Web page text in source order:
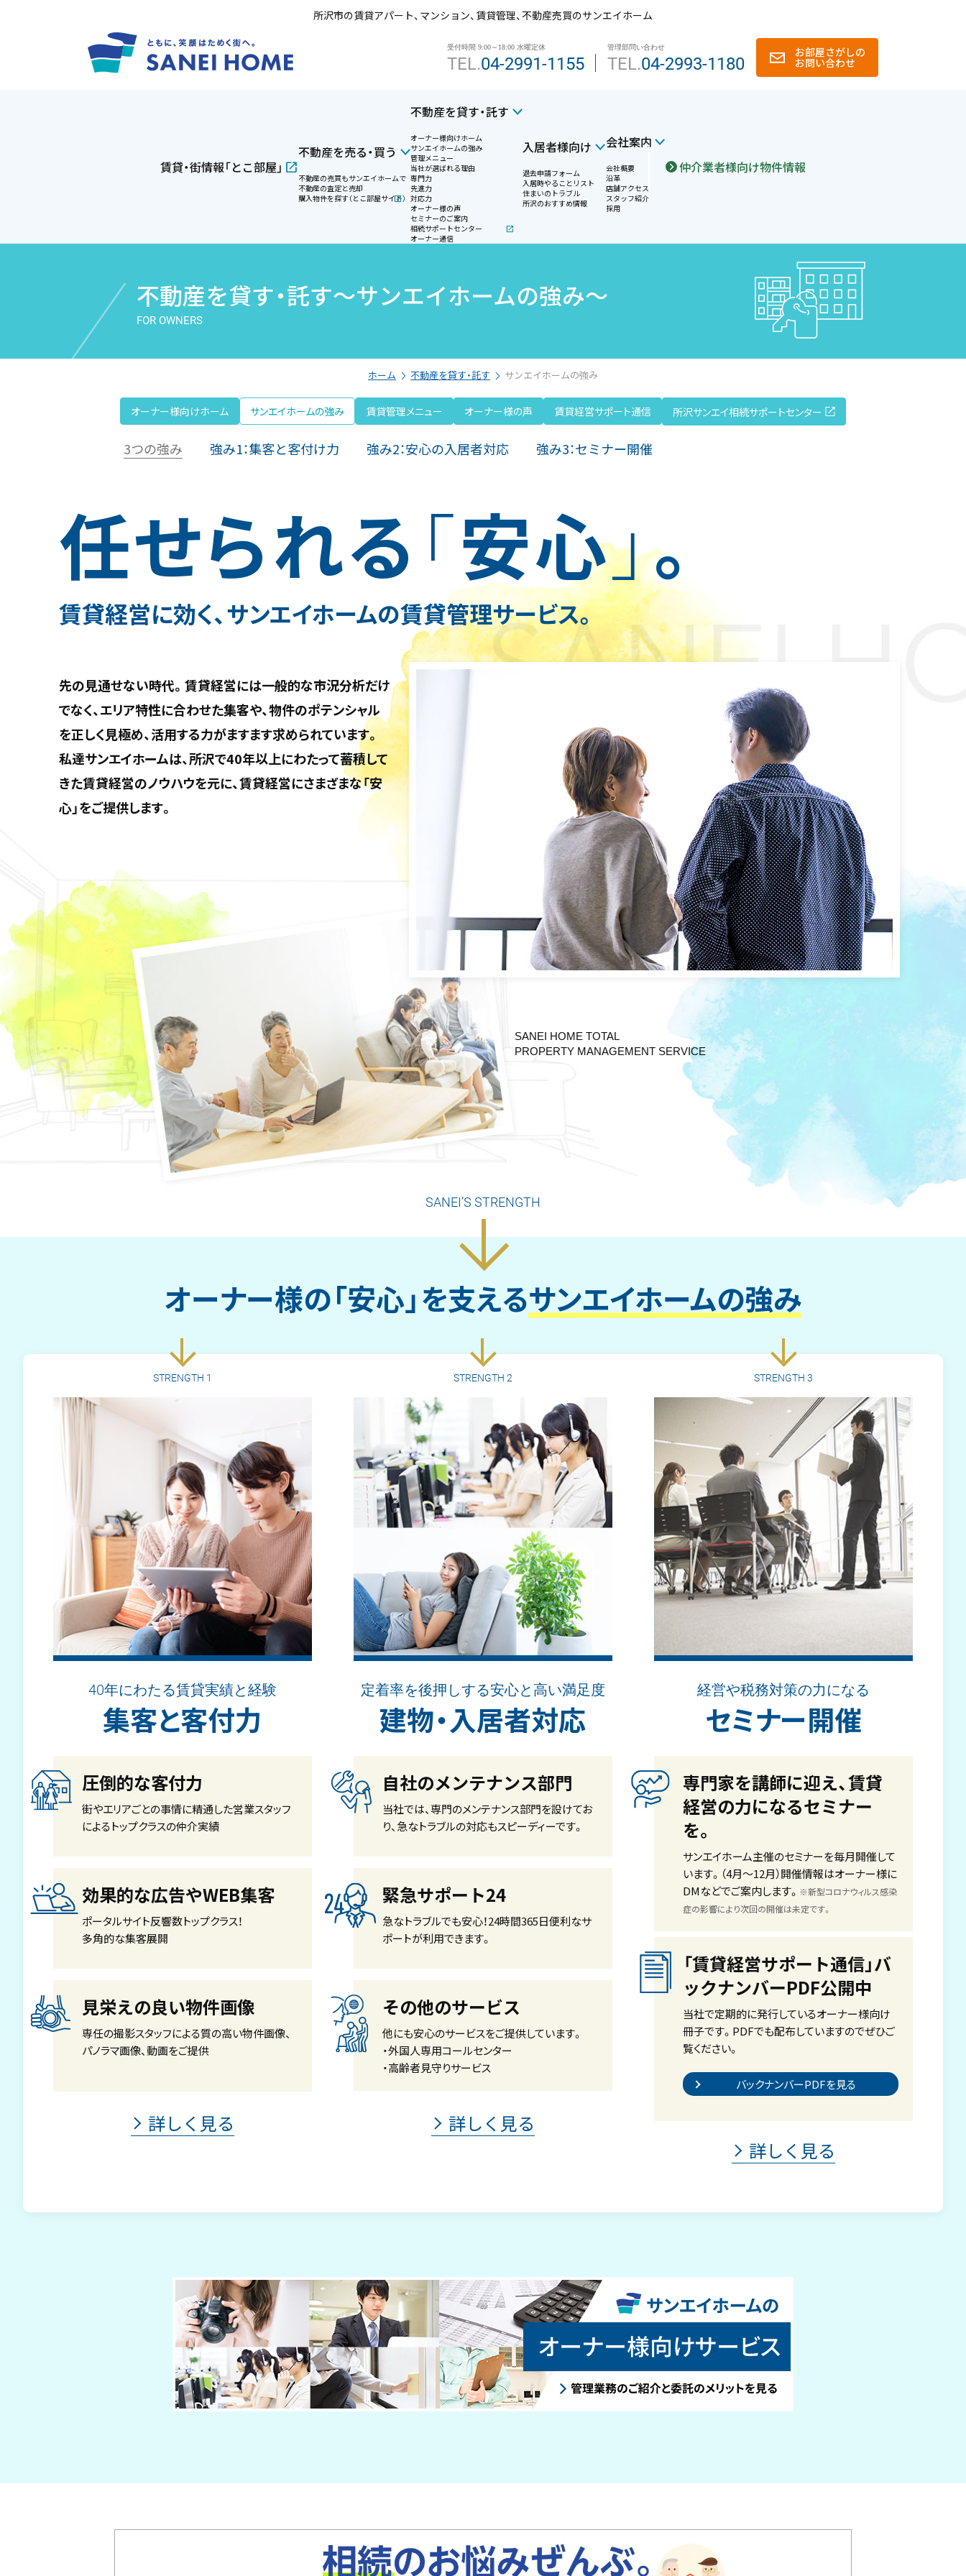
所沢市の賃貸アパート、マンション、賃貸管理、不動産売買のサンエイホーム
受付時間 9:00～18:00 水曜定休
TEL.04-2991-1155
管理部問い合わせ
TEL.04-2993-1180
お部屋さがしの
お問い合わせ
賃貸・街情報「とこ部屋」
不動産を売る・買う
不動産の売買もサンエイホームで
不動産の査定と売却
購入物件を探す（とこ部屋サイト）
不動産を貸す・託す
オーナー様向けホーム
サンエイホームの強み
管理メニュー
当社が選ばれる理由
専門力
先進力
対応力
オーナー様の声
セミナーのご案内
相続サポートセンター
オーナー通信
入居者様向け
退去申請フォーム
入居時やることリスト
住まいのトラブル
所沢のおすすめ情報
会社案内
会社概要
沿革
店舗アクセス
スタッフ紹介
採用
仲介業者様向け物件情報
不動産を貸す・託す〜サンエイホームの強み〜
FOR OWNERS
ホーム 不動産を貸す・託す サンエイホームの強み
オーナー様向けホーム サンエイホームの強み 賃貸管理メニュー オーナー様の声 賃貸経営サポート通信 所沢サンエイ相続サポートセンター
3つの強み 強み1：集客と客付け力 強み2：安心の入居者対応 強み3：セミナー開催
任せられる 「安心」。
賃貸経営に効く、サンエイホームの賃貸管理サービス。
先の見通せない時代。賃貸経営には一般的な市況分析だけ
でなく、エリア特性に合わせた集客や、物件のポテンシャル
を正しく見極め、活用する力がますます求められています。
私達サンエイホームは、所沢で40年以上にわたって蓄積して
きた賃貸経営のノウハウを元に、賃貸経営にさまざまな「安
心」をご提供します。
SANEI HOME TOTAL
PROPERTY MANAGEMENT SERVICE
SANEI’S STRENGTH
オーナー様の「安心」を支えるサンエイホームの強み
STRENGTH 1
40年にわたる賃貸実績と経験
集客と客付力
圧倒的な客付力
街やエリアごとの事情に精通した営業スタッフ
によるトップクラスの仲介実績
効果的な広告やWEB集客
ポータルサイト反響数トップクラス！
多角的な集客展開
見栄えの良い物件画像
専任の撮影スタッフによる質の高い物件画像、
パノラマ画像、動画をご提供
詳しく見る
STRENGTH 2
定着率を後押しする安心と高い満足度
建物・入居者対応
自社のメンテナンス部門
当社では、専門のメンテナンス部門を設けてお
り、急なトラブルの対応もスピーディーです。
緊急サポート24
急なトラブルでも安心！24時間365日便利なサ
ポートが利用できます。
その他のサービス
他にも安心のサービスをご提供しています。
・外国人専用コールセンター
・高齢者見守りサービス
詳しく見る
STRENGTH3
経営や税務対策の力になる
セミナー開催
専門家を講師に迎え、賃貸
経営の力になるセミナー
を。
サンエイホーム主催のセミナーを毎月開催して
います。（4月～12月）開催情報はオーナー様に
DMなどでご案内します。 ※新型コロナウィルス感染
症の影響により次回の開催は未定です。
「賃貸経営サポート通信」バ
ックナンバーPDF公開中
当社で定期的に発行しているオーナー様向け
冊子です。PDFでも配布していますのでぜひご
覧ください。
バックナンバーPDFを見る
詳しく見る